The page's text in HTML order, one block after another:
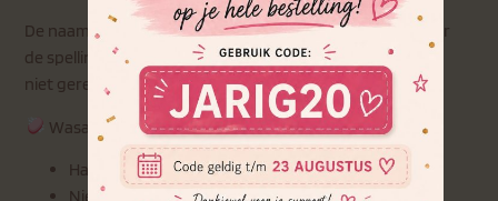
De naam wordt speciaal voor jou geborduurd. Controleer
de spelling zorgvuldig, gepersonaliseerde items kunnen
niet geretourneerd worden.
Wasadvies
Handwas
Niet in de droger